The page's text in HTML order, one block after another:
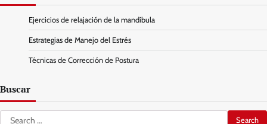
Ejercicios de relajación de la mandíbula
Estrategias de Manejo del Estrés
Técnicas de Corrección de Postura
Buscar
Search